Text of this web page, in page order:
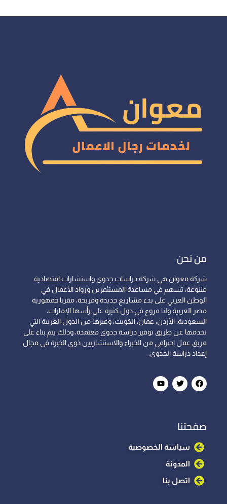
من نحن
شركة معوان هي شركة دراسات جدوى واستشارات اقتصادية
متنوعة، تسهم في مساعدة المستثمرين ورواد الأعمال في
الوطن العربي على بدء مشاريع جديدة ومربحة، مقرنا جمهورية
مصر العربية ولنا فروع في دول كثيرة على رأسها الإمارات،
السعودية، الأردن، عمان، الكويت، وغيرها من الدول العربية التي
نخدمها عن طريق توفير دراسة جدوى معتمدة، وذلك يتم بناء على
فريق عمل احترافي من الخبراء والاستشاريين ذوي الخبرة في مجال
إعداد دراسة الجدوى.
صفحتنا
سياسة الخصوصية
المدونة
اتصل بنا